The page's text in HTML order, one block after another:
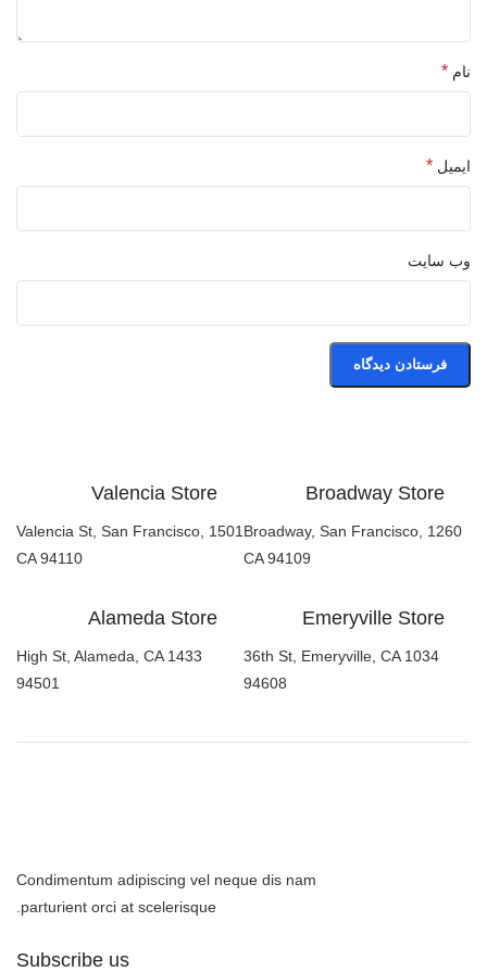
نام *
ایمیل *
وب‌ سایت
Broadway Store
1260 Broadway, San Francisco,
CA 94109
Valencia Store
1501 Valencia St, San Francisco,
CA 94110
Emeryville Store
1034 36th St, Emeryville, CA
94608
Alameda Store
1433 High St, Alameda, CA
94501
Condimentum adipiscing vel neque dis nam
parturient orci at scelerisque.
Subscribe us